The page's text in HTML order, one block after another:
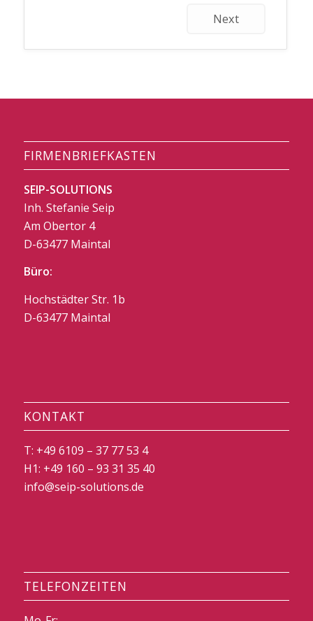
Next
FIRMENBRIEFKASTEN
SEIP-SOLUTIONS
Inh. Stefanie Seip
Am Obertor 4
D-63477 Maintal
Büro:
Hochstädter Str. 1b
D-63477 Maintal
KONTAKT
T: +49 6109 – 37 77 53 4
H1: +49 160 – 93 31 35 40
info@seip-solutions.de
TELEFONZEITEN